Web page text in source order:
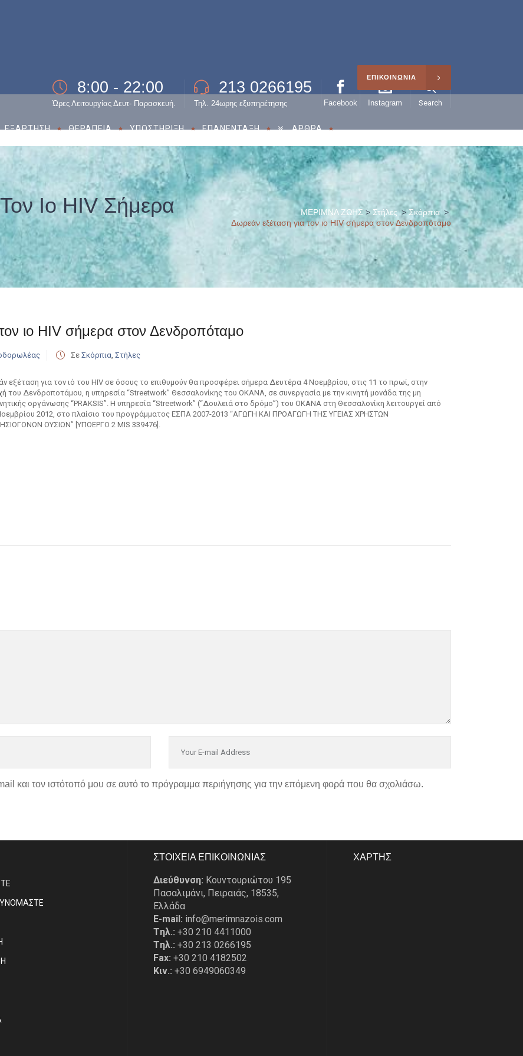
8:00 - 22:00
Ώρες Λειτουργίας Δευτ- Παρασκευή.
213 0266195
Τηλ. 24ωρης εξυπηρέτησης Facebook Instagram Search
ΕΞΑΡΤΗΣΗ ΘΕΡΑΠΕΙΑ ΥΠΟΣΤΗΡΙΞΗ ΕΠΑΝΕΝΤΑΞΗ ΑΡΘΡΑ
ΕΠΙΚΟΙΝΩΝΙΑ
Ιo HIV Σήμερα
ΜΕΡΙΜΝΑ ΖΩΗΣ > Στήλες >Σκόρπια >
Δωρεάν εξέταση για τον ιo HIV σήμερα στον Δενδροπόταμο
ιo HIV σήμερα στον Δενδροπόταμο
Σε Σκόρπια, Στήλες
εξέταση για τον ιό του HIV σε όσους το επιθυμούν θα προσφέρει σήμερα Δευτέρα 4 Νοεμβρίου, στις 11 το πρωί, στην
του Δενδροποτάμου, η υπηρεσία “Streetwork” Θεσσαλονίκης του ΟΚΑΝΑ, σε συνεργασία με την κινητή μονάδα της μη
οργάνωσης “PRAKSIS”. Η υπηρεσία “Streetwork” (“Δουλειά στο δρόμο”) του ΟΚΑΝΑ στη Θεσσαλονίκη λειτουργεί από
2012, στο πλαίσιο του προγράμματος ΕΣΠΑ 2007-2013 “ΑΓΩΓΗ ΚΑΙ ΠΡΟΑΓΩΓΗ ΤΗΣ ΥΓΕΙΑΣ ΧΡΗΣΤΩΝ
ΟΥΣΙΩΝ” [ΥΠΟΕΡΓΟ 2 MIS 339476].
και τον ιστότοπό μου σε αυτό το πρόγραμμα περιήγησης για την επόμενη φορά που θα σχολιάσω.
ΣΤΟΙΧΕΙΑ ΕΠΙΚΟΙΝΩΝΙΑΣ
Διεύθυνση: Κουντουριώτου 195
Πασαλιμάνι, Πειραιάς, 18535,
Ελλάδα
E-mail: info@merimnazois.com
Tηλ.: +30 210 4411000
Tηλ.: +30 213 0266195
Fax: +30 210 4182502
Κιν.: +30 6949060349
ΧΑΡΤΗΣ